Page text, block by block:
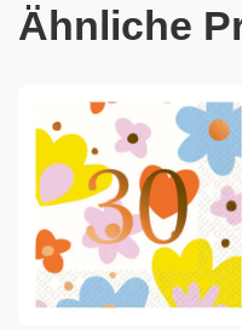
Ähnliche